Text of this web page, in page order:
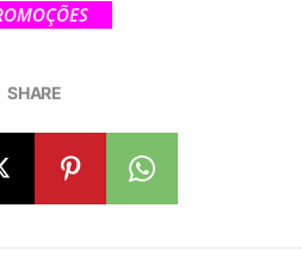
SHARE